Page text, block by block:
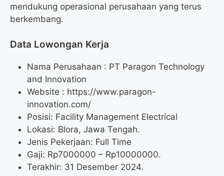
mendukung operasional perusahaan yang terus
berkembang.
Data Lowongan Kerja
Nama Perusahaan : PT Paragon Technology
and Innovation
Website : https://www.paragon-
innovation.com/
Posisi: Facility Management Electrical
Lokasi: Blora, Jawa Tengah.
Jenis Pekerjaan: Full Time
Gaji: Rp7000000 – Rp10000000.
Terakhir: 31 Desember 2024.